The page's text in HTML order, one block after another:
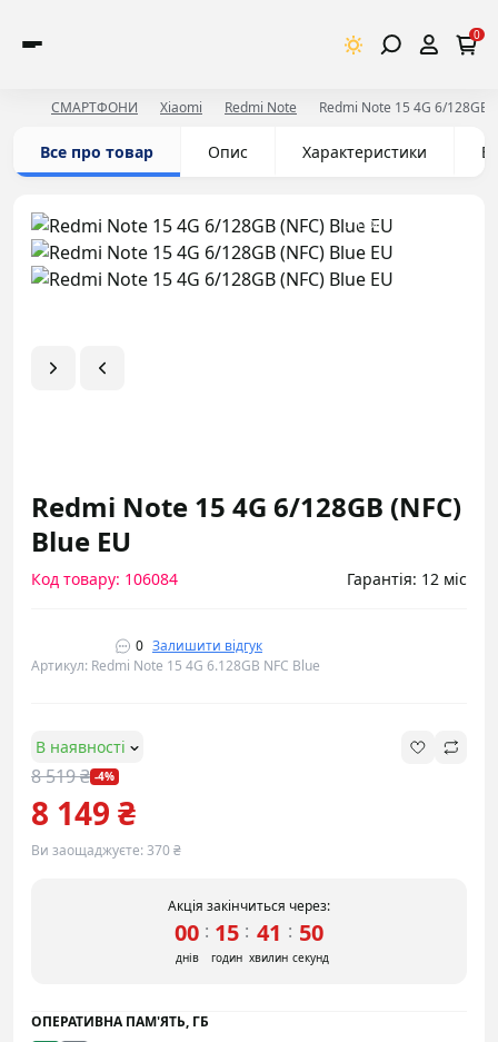
0
СМАРТФОНИ Xiaomi Redmi Note Redmi Note 15 4G 6/128GB
Все про товар Опис Характеристики
У Праймі
Redmi Note 15 4G 6/128GB (NFC)
Blue EU
Код товару: 106084 Гарантія: 12 міс
0 Залишити відгук
Артикул: Redmi Note 15 4G 6.128GB NFC Blue
В наявності
8 519 ₴ -4%
8 149 ₴
Ви заощаджуєте: 370 ₴
Акція закінчиться через:
00
днів
: 15
годин
: 41
хвилин
: 50
секунд
ОПЕРАТИВНА ПАМ'ЯТЬ, ГБ